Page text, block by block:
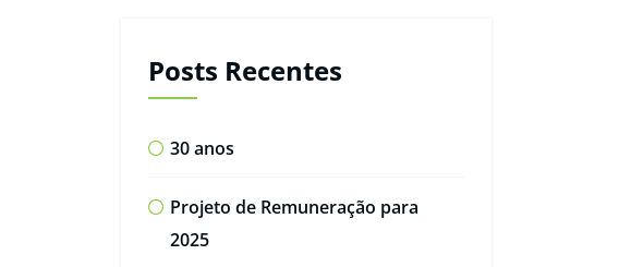
Posts Recentes
30 anos
Projeto de Remuneração para
2025